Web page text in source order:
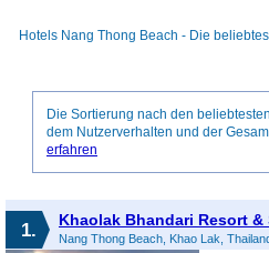
Hotels Nang Thong Beach - Die
Die Sortierung nach den
dem Nutzerverhalten und der
erfahren
1. Khaolak Bhandari Resort &
Nang Thong Beach, Khao Lak,